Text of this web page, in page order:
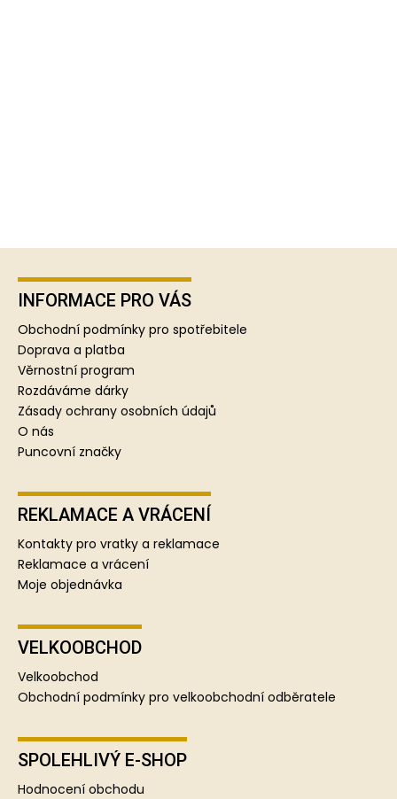
Z
INFORMACE PRO VÁS
Obchodní podmínky pro spotřebitele
Doprava a platba
Věrnostní program
Rozdáváme dárky
Zásady ochrany osobních údajů
O nás
Puncovní značky
REKLAMACE A VRÁCENÍ
Kontakty pro vratky a reklamace
Reklamace a vrácení
Moje objednávka
VELKOOBCHOD
Velkoobchod
Obchodní podmínky pro velkoobchodní odběratele
SPOLEHLIVÝ E-SHOP
Hodnocení obchodu